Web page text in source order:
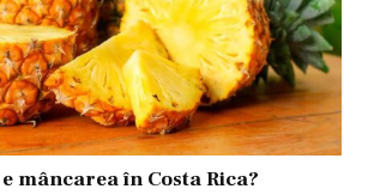
mâncarea în Costa Rica?